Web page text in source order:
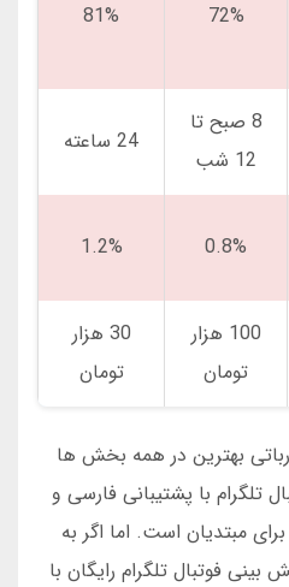
72%
81%
8 صبح تا
12 شب
24 ساعته
0.8%
1.2%
100 هزار
تومان
30 هزار
تومان
بهترین در همه بخش ها
تلگرام با پشتیبانی فارسی و
مبتدیان است. اما اگر به
فوتبال تلگرام رایگان با